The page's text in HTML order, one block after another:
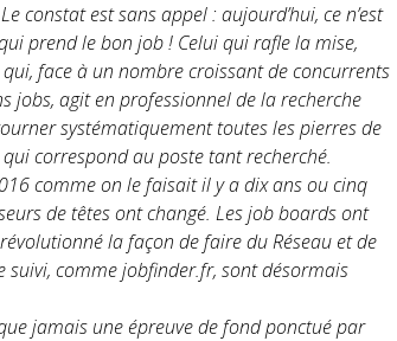
constat est sans appel : aujourd’hui, ce n’est
prend le bon job ! Celui qui rafle la mise,
qui, face à un nombre croissant de concurrents
jobs, agit en professionnel de la recherche
systématiquement toutes les pierres de
correspond au poste tant recherché.
comme on le faisait il y a dix ans ou cinq
de têtes ont changé. Les job boards ont
la façon de faire du Réseau et de
comme jobfinder.fr, sont désormais
jamais une épreuve de fond ponctué par